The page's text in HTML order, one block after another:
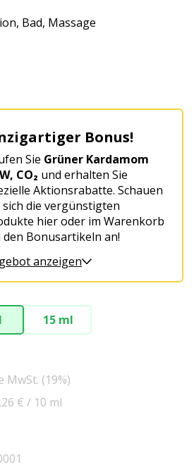
Bad, Massage
Bonus!
Sie Grüner Kardamom
CO₂ und erhalten Sie
Aktionsrabatte. Schauen
sich die vergünstigten
hier oder im Warenkorb
den Bonusartikeln an!
anzeigen
15 ml
MwSt. (19%)
€ / 10 ml